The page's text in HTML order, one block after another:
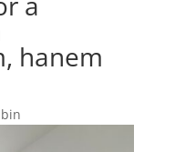
hanem